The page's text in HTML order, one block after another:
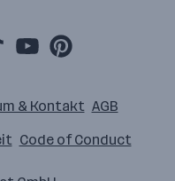
& Kontakt AGB
Code of Conduct